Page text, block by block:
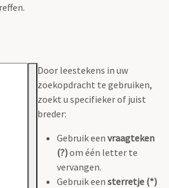
Door leestekens in uw
zoekopdracht te gebruiken,
zoekt u specifieker of juist
breder:
Gebruik een vraagteken
(?)om één letter te
vervangen.
Gebruik een sterretje (*)